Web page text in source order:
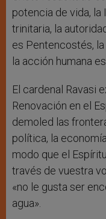
potencia de vida,
trinitaria, la
es Pentencostés,
la acción humana
El cardenal Ravasi
Renovación en el
demoled las
política, la
modo que el
través de vuestra
«no le gusta ser
agua».